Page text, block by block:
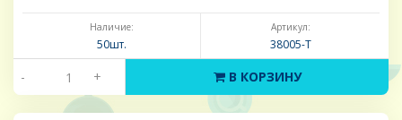
Наличие:
50шт.
Артикул:
38005-Т
- + В КОРЗИНУ